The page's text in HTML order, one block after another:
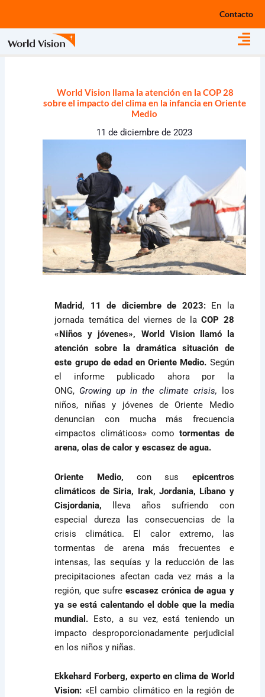
Contacto
World Vision llama la atención en la COP 28
sobre el impacto del clima en la infancia en Oriente
Medio
11 de diciembre de 2023
Madrid, 11 de diciembre de 2023:En la
jornada temática del viernes de la COP 28
«Niños y jóvenes», World Vision llamó la
atención sobre la dramática situación de
este grupo de edad en Oriente Medio. Según
el informe publicado ahora por la
ONG, Growing up in the climate crisis,
los
niños, niñas y jóvenes de Oriente Medio
denuncian con mucha más frecuencia
«impactos climáticos» como tormentas de
arena, olas de calor y escasez de agua.
Oriente Medio, con sus
epicentros
climáticos de Siria, Irak, Jordania, Líbano y
Cisjordania,
lleva años sufriendo con
especial dureza las consecuencias de la
crisis climática. El calor extremo, las
tormentas de arena más frecuentes e
intensas, las sequías y la reducción de las
precipitaciones afectan cada vez más a la
región, que sufre escasez crónica de agua y
ya se está calentando el doble que la media
mundial. Esto, a su vez, está teniendo un
impacto desproporcionadamente perjudicial
en los niños y niñas.
Ekkehard Forberg, experto en clima de World
Vision: «El cambio climático en la región de